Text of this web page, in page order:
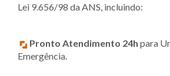
Lei 9.656/98 da ANS, incluindo:
Pronto Atendimento 24h para
Emergência.